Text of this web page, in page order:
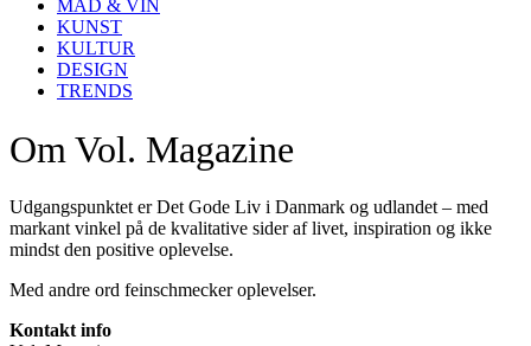
MAD & VIN
KUNST
KULTUR
DESIGN
TRENDS
Om Vol. Magazine
Udgangspunktet er Det Gode Liv i Danmark og udlandet – med
markant vinkel på de kvalitative sider af livet, inspiration og ikke
mindst den positive oplevelse.
Med andre ord feinschmecker oplevelser.
Kontakt info